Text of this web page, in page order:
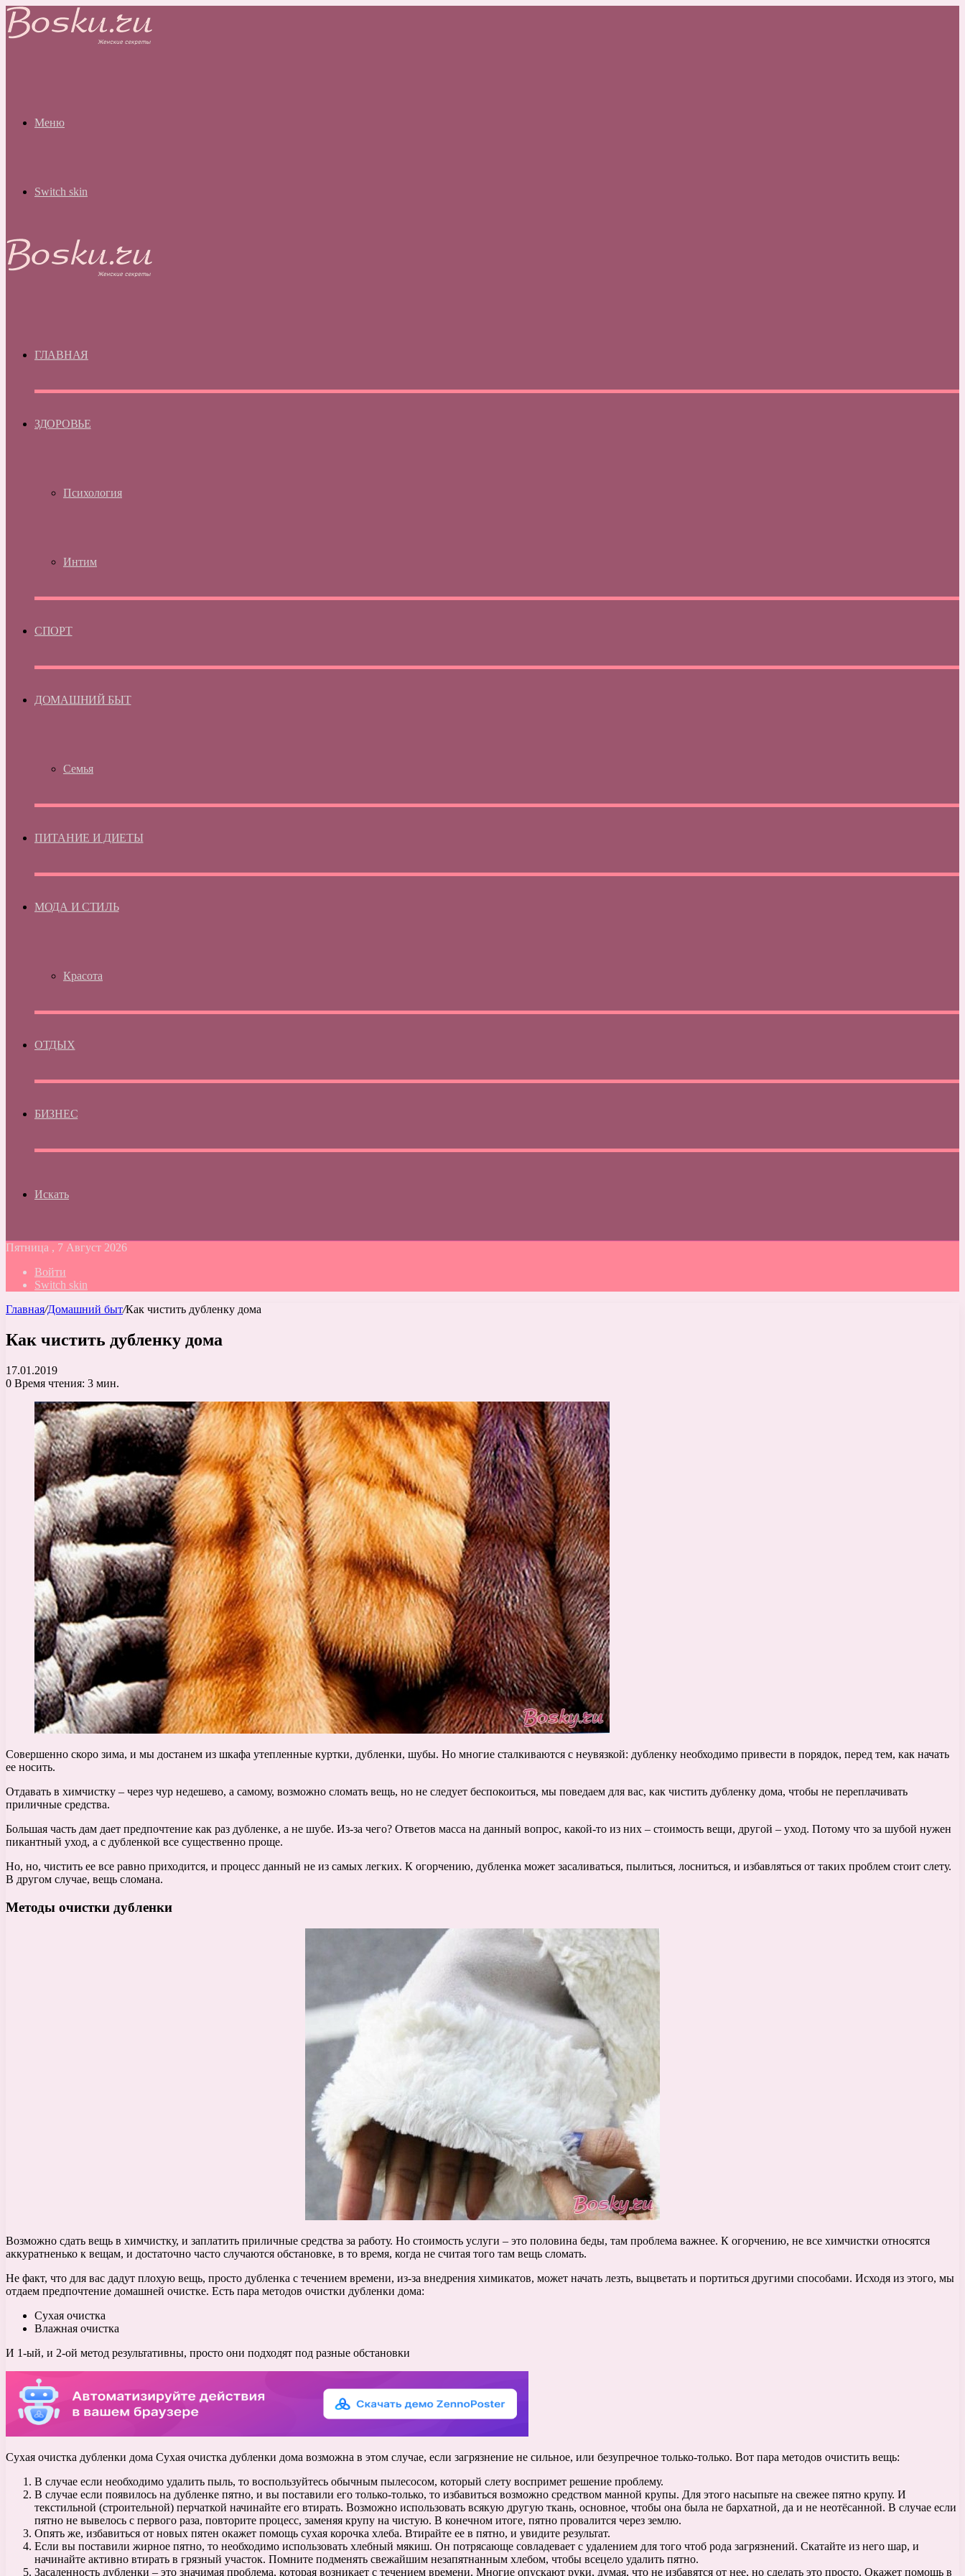
Меню
Switch skin
ГЛАВНАЯ
ЗДОРОВЬЕ
Психология
Интим
СПОРТ
ДОМАШНИЙ БЫТ
Семья
ПИТАНИЕ И ДИЕТЫ
МОДА И СТИЛЬ
Красота
ОТДЫХ
БИЗНЕС
Искать
Пятница , 7 Август 2026
Войти
Switch skin
Главная/Домашний быт/Как чистить дубленку дома
Как чистить дубленку дома
17.01.2019
0 Время чтения: 3 мин.
Совершенно скоро зима, и мы достанем из шкафа утепленные куртки, дубленки, шубы. Но многие сталкиваются с неувязкой: дубленку необходимо привести в порядок, перед тем, как начать
ее носить.
Отдавать в химчистку – через чур недешево, а самому, возможно сломать вещь, но не следует беспокоиться, мы поведаем для вас, как чистить дубленку дома, чтобы не переплачивать
приличные средства.
Большая часть дам дает предпочтение как раз дубленке, а не шубе. Из-за чего? Ответов масса на данный вопрос, какой-то из них – стоимость вещи, другой – уход. Потому что за шубой нужен
пикантный уход, а с дубленкой все существенно проще.
Но, но, чистить ее все равно приходится, и процесс данный не из самых легких. К огорчению, дубленка может засаливаться, пылиться, лосниться, и избавляться от таких проблем стоит слету.
В другом случае, вещь сломана.
Методы очистки дубленки
Возможно сдать вещь в химчистку, и заплатить приличные средства за работу. Но стоимость услуги – это половина беды, там проблема важнее. К огорчению, не все химчистки относятся
аккуратненько к вещам, и достаточно часто случаются обстановке, в то время, когда не считая того там вещь сломать.
Не факт, что для вас дадут плохую вещь, просто дубленка с течением времени, из-за внедрения химикатов, может начать лезть, выцветать и портиться другими способами. Исходя из этого, мы
отдаем предпочтение домашней очистке. Есть пара методов очистки дубленки дома:
Сухая очистка
Влажная очистка
И 1-ый, и 2-ой метод результативны, просто они подходят под разные обстановки
Сухая очистка дубленки дома Сухая очистка дубленки дома возможна в этом случае, если загрязнение не сильное, или безупречное только-только. Вот пара методов очистить вещь:
В случае если необходимо удалить пыль, то воспользуйтесь обычным пылесосом, который слету воспримет решение проблему.
В случае если появилось на дубленке пятно, и вы поставили его только-только, то избавиться возможно средством манной крупы. Для этого насыпьте на свежее пятно крупу. И
текстильной (строительной) перчаткой начинайте его втирать. Возможно использовать всякую другую ткань, основное, чтобы она была не бархатной, да и не неотёсанной. В случае если
пятно не вывелось с первого раза, повторите процесс, заменяя крупу на чистую. В конечном итоге, пятно провалится через землю.
Опять же, избавиться от новых пятен окажет помощь сухая корочка хлеба. Втирайте ее в пятно, и увидите результат.
Если вы поставили жирное пятно, то необходимо использовать хлебный мякиш. Он потрясающе совладевает с удалением для того чтоб рода загрязнений. Скатайте из него шар, и
начинайте активно втирать в грязный участок. Помните подменять свежайшим незапятнанным хлебом, чтобы всецело удалить пятно.
Засаленность дубленки – это значимая проблема, которая возникает с течением времени. Многие опускают руки, думая, что не избавятся от нее, но сделать это просто. Окажет помощь в